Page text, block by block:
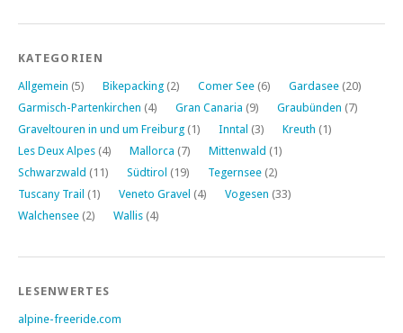
KATEGORIEN
Allgemein (5) Bikepacking (2) Comer See (6) Gardasee (20)
Garmisch-Partenkirchen (4) Gran Canaria (9) Graubünden (7)
Graveltouren in und um Freiburg (1) Inntal (3) Kreuth (1)
Les Deux Alpes (4) Mallorca (7) Mittenwald (1)
Schwarzwald (11) Südtirol (19) Tegernsee (2)
Tuscany Trail (1) Veneto Gravel (4) Vogesen (33)
Walchensee (2) Wallis (4)
LESENWERTES
alpine-freeride.com